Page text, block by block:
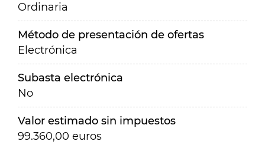
Ordinaria
Método de presentación de ofertas
Electrónica
Subasta electrónica
No
Valor estimado sin impuestos
99.360,00 euros